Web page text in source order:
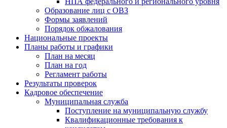
Образование лиц с ОВЗ
Формы заявлений
Порядок обжалования
Национальные проекты
Планы работы и графики
План на месяц
План на год
Регламент работы
Результаты проверок
Кадровое обеспечение
Муниципальная служба
Поступление на муниципальную службу
Квалификационные требования к